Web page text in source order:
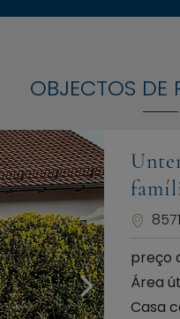
OBJECTOS DE
preço
Área
Casa